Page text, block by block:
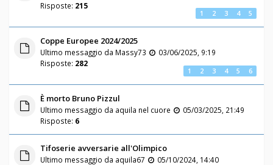
Risposte: 215
1 2 3 4 5
Coppe Europee 2024/2025
Ultimo messaggio da Massy73
03/06/2025, 9:19
Risposte: 282
1 2 3 4 5 6
È morto Bruno Pizzul
Ultimo messaggio da aquila nel cuore
05/03/2025, 21:49
Risposte: 6
Tifoserie avversarie all'Olimpico
Ultimo messaggio da aquila67
05/10/2024, 14:40